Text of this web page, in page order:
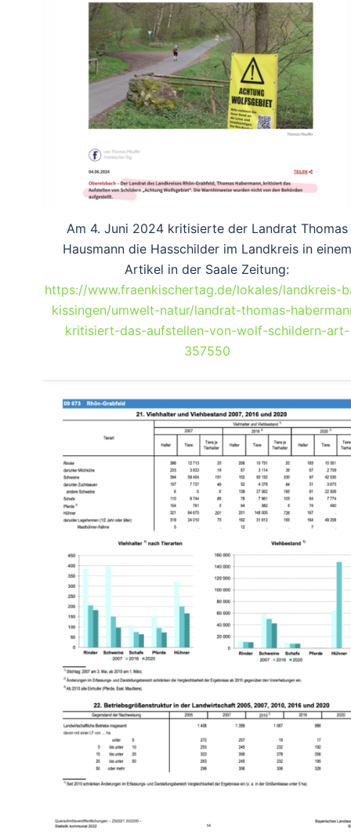
Am 4. Juni 2024 kritisierte der Landrat Thomas
Hausmann die Hasschilder im Landkreis in einem
Artikel in der Saale Zeitung:
https://www.fraenkischertag.de/lokales/landkreis-
kissingen/umwelt-natur/landrat-thomas-
kritisiert-das-aufstellen-von-wolf-schildern-art-
357550